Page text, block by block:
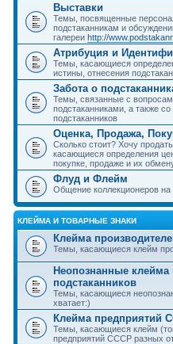
Выставки
Темы, посвященные
подстаканникам и
галереи http://
Атрибуция и
Темы, касающиеся
истины, отнесения
Забота о
Темы, связанные с
подстаканниками, а также
подстаканников
Оценка, Продажа,
Сколько стоит? Хочу
касающиеся определения
покупке, продаже и их
Флуд и Флейм
Общение коллекционеров
КЛЕЙМА И ТОВАРНЫЕ ЗНАКИ
Клейма
Темы, касающиеся клейм
Неопознанные клейма
подстаканников
Темы, касающиеся
хватает:)
Клейма предприятий
Темы, касающиеся клейм
предприятий СССР разных